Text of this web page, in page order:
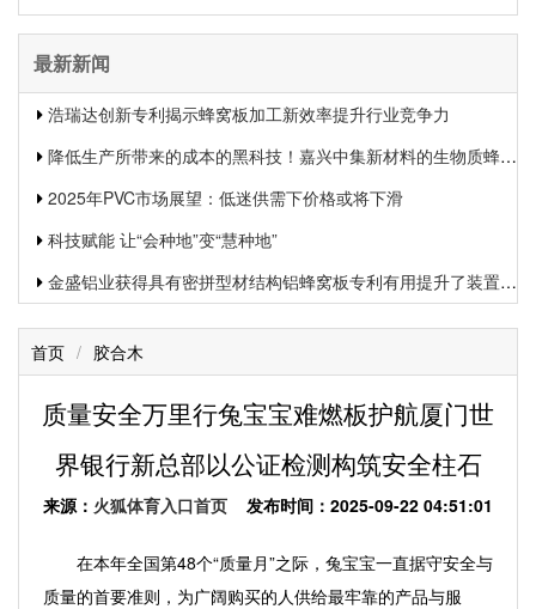
最新新闻
浩瑞达创新专利揭示蜂窝板加工新效率提升行业竞争力
降低生产所带来的成本的黑科技！嘉兴中集新材料的生物质蜂窝板专利申报引发热议
2025年PVC市场展望：低迷供需下价格或将下滑
科技赋能 让“会种地”变“慧种地”
金盛铝业获得具有密拼型材结构铝蜂窝板专利有用提升了装置功率和装置质量
首页 / 胶合木
质量安全万里行兔宝宝难燃板护航厦门世
界银行新总部以公证检测构筑安全柱石
来源： 火狐体育入口首页 发布时间：2025-09-22 04:51:01
在本年全国第48个“质量月”之际，兔宝宝一直据守安全与
质量的首要准则，为广阔购买的人供给最牢靠的产品与服